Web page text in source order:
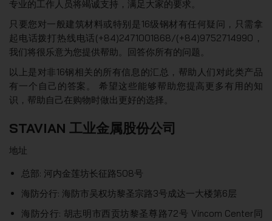
专业的工作人员将竭诚支持，满足大家的要求。
只要您对一般建筑材料或特别是16级钢材有任何疑问，只需拿
起电话拨打热线电话(+84)2471001868/(+84)9752714990，
我们将很乐意为您提供帮助。回答你所有的问题。
以上是对非16钢相关的所有信息的汇总，帮助人们对此类产品
有一个自己的答案。 希望这些能够帮助您提高更多有用的知
识，帮助自己在购物时做出更好的选择。
STAVIAN 工业金属股份公司
地址
总部: 河内金莲坊长征路508号
海防分行: 海防市吴权坊黎圣宗路3号成达一大楼第6层
海防分行: 胡志明市西贡坊黎圣尊路72号 Vincom Center同